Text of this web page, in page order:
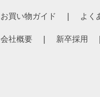
お買い物ガイド よく
会社概要 新卒採用